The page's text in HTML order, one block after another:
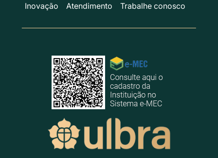
Inovação
Atendimento Trabalhe conosco